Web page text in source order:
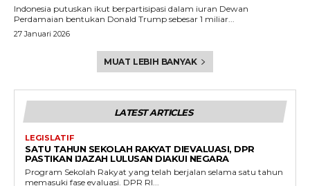
Indonesia putuskan ikut berpartisipasi dalam iuran Dewan
Perdamaian bentukan Donald Trump sebesar 1 miliar...
27 Januari 2026
MUAT LEBIH BANYAK
LATEST ARTICLES
LEGISLATIF
SATU TAHUN SEKOLAH RAKYAT DIEVALUASI, DPR
PASTIKAN IJAZAH LULUSAN DIAKUI NEGARA
Program Sekolah Rakyat yang telah berjalan selama satu tahun
memasuki fase evaluasi. DPR RI...